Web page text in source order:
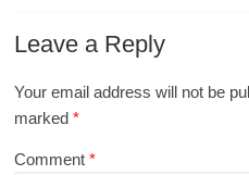
Leave a Reply
Your email address will not be
marked*
Comment*